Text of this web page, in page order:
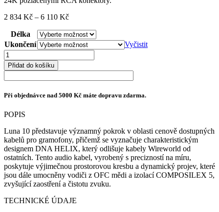
2 834 Kč – 6 110 KčRozpětí
2
834 Kč
až
6
110 Kč
Délka
Ukončení
Vyčistit
Wireworld
Luna
10
Tonearm
Přidat do košíku
Při objednávce nad 5000 Kč máte dopravu zdarma.
POPIS
Luna 10 představuje významný pokrok v oblasti cenově dostupných
kabelů pro gramofony, přičemž se vyznačuje charakteristickým
designem DNA HELIX, který odlišuje kabely Wireworld od
ostatních. Tento audio kabel, vyrobený s precizností na míru,
poskytuje výjimečnou prostorovou kresbu a dynamický projev, které
jsou dále umocněny vodiči z OFC mědi a izolací COMPOSILEX 5,
zvyšující zaostření a čistotu zvuku.
TECHNICKÉ ÚDAJE